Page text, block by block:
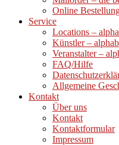
Online
Service
Locations –
Künstler –
Veranstalter –
FAQ/Hilfe
Allgemeine
Kontakt
Über uns
Kontakt
Kontaktformular
Impressum